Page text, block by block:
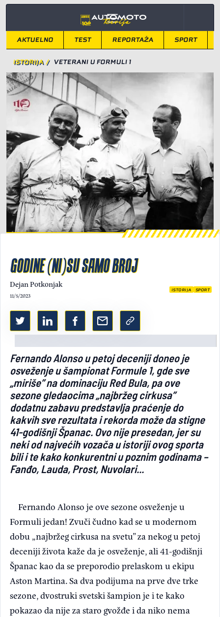
Light/Dark mode
AKTUELNO TEST REPORTAŽA SPORT
ISTORIJA / VETERANI U FORMULI 1
GODINE (NI)SU SAMO BROJ
Dejan Potkonjak
11/5/2023
ISTORIJA SPORT
Fernando Alonso u petoj deceniji doneo je
osveženje u šampionat Formule 1, gde sve
„miriše” na dominaciju Red Bula, pa ove
sezone gledaocima „najbržeg cirkusa”
dodatnu zabavu predstavlja praćenje do
kakvih sve rezultata i rekorda može da stigne
41-godišnji Španac. Ovo nije presedan, jer su
neki od najvećih vozača u istoriji ovog sporta
bili i te kako konkurentni u poznim godinama –
Fanđo, Lauda, Prost, Nuvolari...
Fernando Alonso je ove sezone osveženje u
Formuli jedan! Zvuči čudno kad se u modernom
dobu „najbržeg cirkusa na svetu” za nekog u petoj
deceniji života kaže da je osveženje, ali 41-godišnji
Španac kao da se preporodio prelaskom u ekipu
Aston Martina. Sa dva podijuma na prve dve trke
sezone, dvostruki svetski šampion je i te kako
pokazao da nije za staro gvožđe i da niko nema